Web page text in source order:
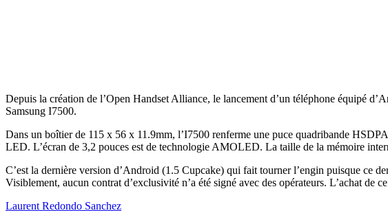
Depuis la création de l’Open Handset Alliance, le lancement d’un téléphone équipé
Samsung I7500.
Dans un boîtier de 115 x 56 x 11.9mm, l’I7500 renferme une puce quadribande
LED. L’écran de 3,2 pouces est de technologie AMOLED. La taille de la mémoire
C’est la dernière version d’Android (1.5 Cupcake) qui fait tourner l’engin puisque ce
Visiblement, aucun contrat d’exclusivité n’a été signé avec des opérateurs. L’achat de
Laurent Redondo Sanchez